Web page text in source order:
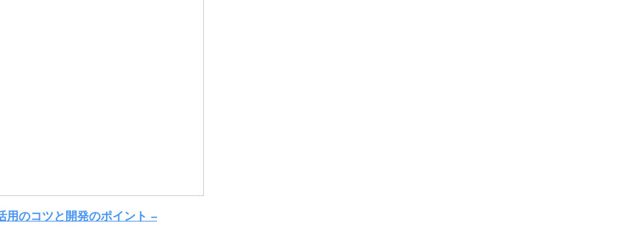
のコツと開発のポイント –